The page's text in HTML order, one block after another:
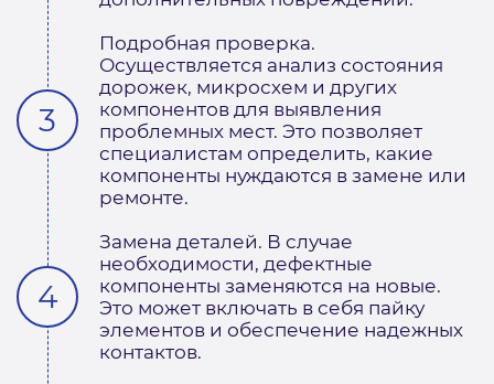
Подробная проверка.
Осуществляется анализ состояния
дорожек, микросхем и других
компонентов для выявления
проблемных мест. Это позволяет
специалистам определить, какие
компоненты нуждаются в замене или
ремонте.
Замена деталей. В случае
необходимости, дефектные
компоненты заменяются на новые.
Это может включать в себя пайку
элементов и обеспечение надежных
контактов.